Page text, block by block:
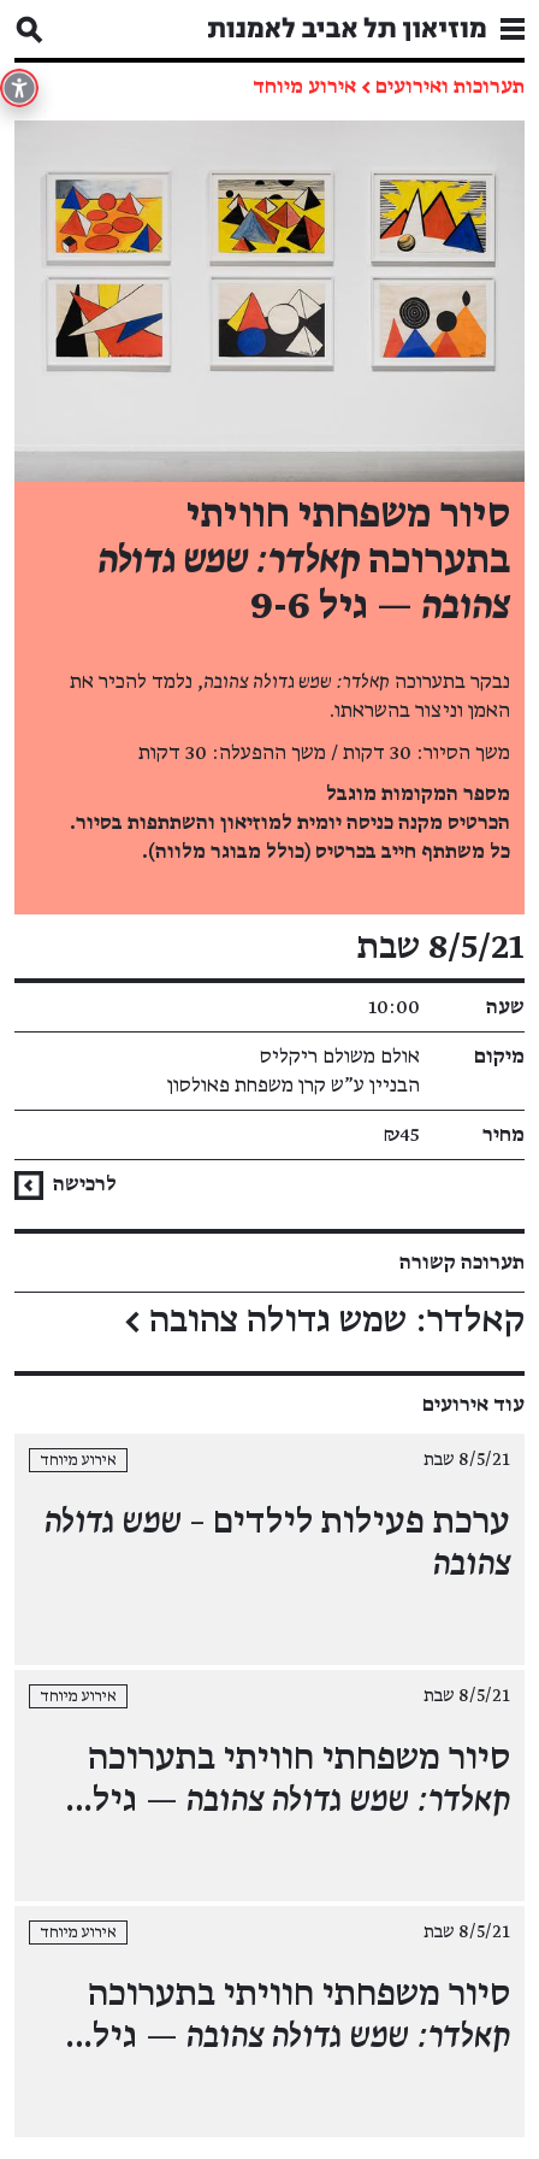
תערוכות ואירועים ← אירוע מיוחד
סיור משפחתי חוויתי
בתערוכה קאלדר: שמש גדולה
צהובה — גיל 9-6
נבקר בתערוכה קאלדר: שמש גדולה צהובה, נלמד להכיר את
האמן וניצור בהשראתו.
משך הסיור: 30 דקות / משך ההפעלה: 30 דקות
מספר המקומות מוגבל
הכרטיס מקנה כניסה יומית למוזיאון והשתתפות בסיור.
כל משתתף חייב בכרטיס (כולל מבוגר מלווה).
פרטי האירוע
8/5/21 שבת
שעה 10:00
מיקום
אולם משולם ריקליס
הבניין ע"ש קרן משפחת פאולסון
מחיר ₪45
לרכישה
תערוכה קשורה
קאלדר: שמש גדולה צהובה ←
עוד אירועים
8/5/21 שבת אירוע מיוחד
ערכת פעילות לילדים – שמש גדולה
צהובה
8/5/21 שבת אירוע מיוחד
סיור משפחתי חוויתי בתערוכה
קאלדר: שמש גדולה צהובה — גיל…
8/5/21 שבת אירוע מיוחד
סיור משפחתי חוויתי בתערוכה
קאלדר: שמש גדולה צהובה — גיל…